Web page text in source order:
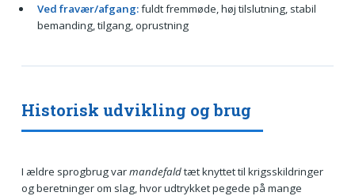
Ved fravær/afgang:fuldt fremmøde, høj tilslutning, stabil
bemanding, tilgang, oprustning
Historisk udvikling og brug
I ældre sprogbrug varmandefaldtæt knyttet til krigsskildringer
og beretninger om slag, hvor udtrykket pegede på mange